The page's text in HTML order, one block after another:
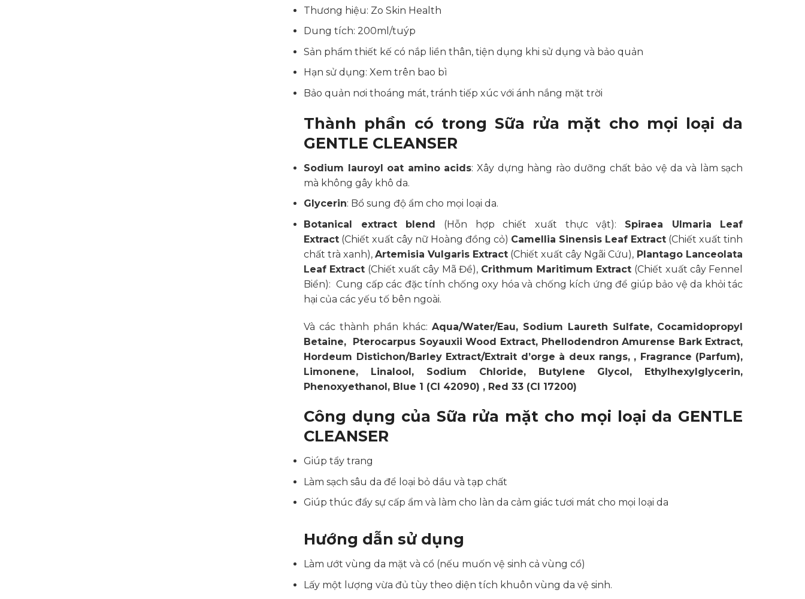
Thương hiệu: Zo Skin Health
Dung tích: 200ml/tuýp
Sản phẩm thiết kế có nắp liền thân, tiện dụng khi sử dụng và bảo quản
Hạn sử dụng: Xem trên bao bì
Bảo quản nơi thoáng mát, tránh tiếp xúc với ánh nắng mặt trời
Thành phần có trong Sữa rửa mặt cho mọi loại da
GENTLE CLEANSER
Sodium lauroyl oat amino acids: Xây dựng hàng rào dưỡng chất bảo vệ da và làm sạch
mà không gây khô da.
Glycerin: Bổ sung độ ẩm cho mọi loại da.
Botanical extract blend (Hỗn hợp chiết xuất thực vật): Spiraea Ulmaria Leaf
Extract (Chiết xuất cây nữ Hoàng đồng cỏ) Camellia Sinensis Leaf Extract (Chiết xuất tinh
chất trà xanh),Artemisia Vulgaris Extract (Chiết xuất cây Ngãi Cứu), Plantago Lanceolata
Leaf Extract (Chiết xuất cây Mã Đề), Crithmum Maritimum Extract (Chiết xuất cây Fennel
Biển): Cung cấp các đặc tính chống oxy hóa và chống kích ứng để giúp bảo vệ da khỏi tác
hại của các yếu tố bên ngoài.
Và các thành phần khác:Aqua/Water/Eau, Sodium Laureth Sulfate, Cocamidopropyl
Betaine, Pterocarpus Soyauxii Wood Extract, Phellodendron Amurense Bark Extract,
Hordeum Distichon/Barley Extract/Extrait d’orge à deux rangs, , Fragrance (Parfum),
Limonene, Linalool, Sodium Chloride, Butylene Glycol, Ethylhexylglycerin,
Phenoxyethanol, Blue 1 (CI 42090) , Red 33 (CI 17200)
Công dụng của Sữa rửa mặt cho mọi loại da GENTLE
CLEANSER
Giúp tẩy trang
Làm sạch sâu da để loại bỏ dầu và tạp chất
Giúp thúc đẩy sự cấp ẩm và làm cho làn da cảm giác tươi mát cho mọi loại da
Hướng dẫn sử dụng
Làm ướt vùng da mặt và cổ (nếu muốn vệ sinh cả vùng cổ)
Lấy một lượng vừa đủ tùy theo diện tích khuôn vùng da vệ sinh.